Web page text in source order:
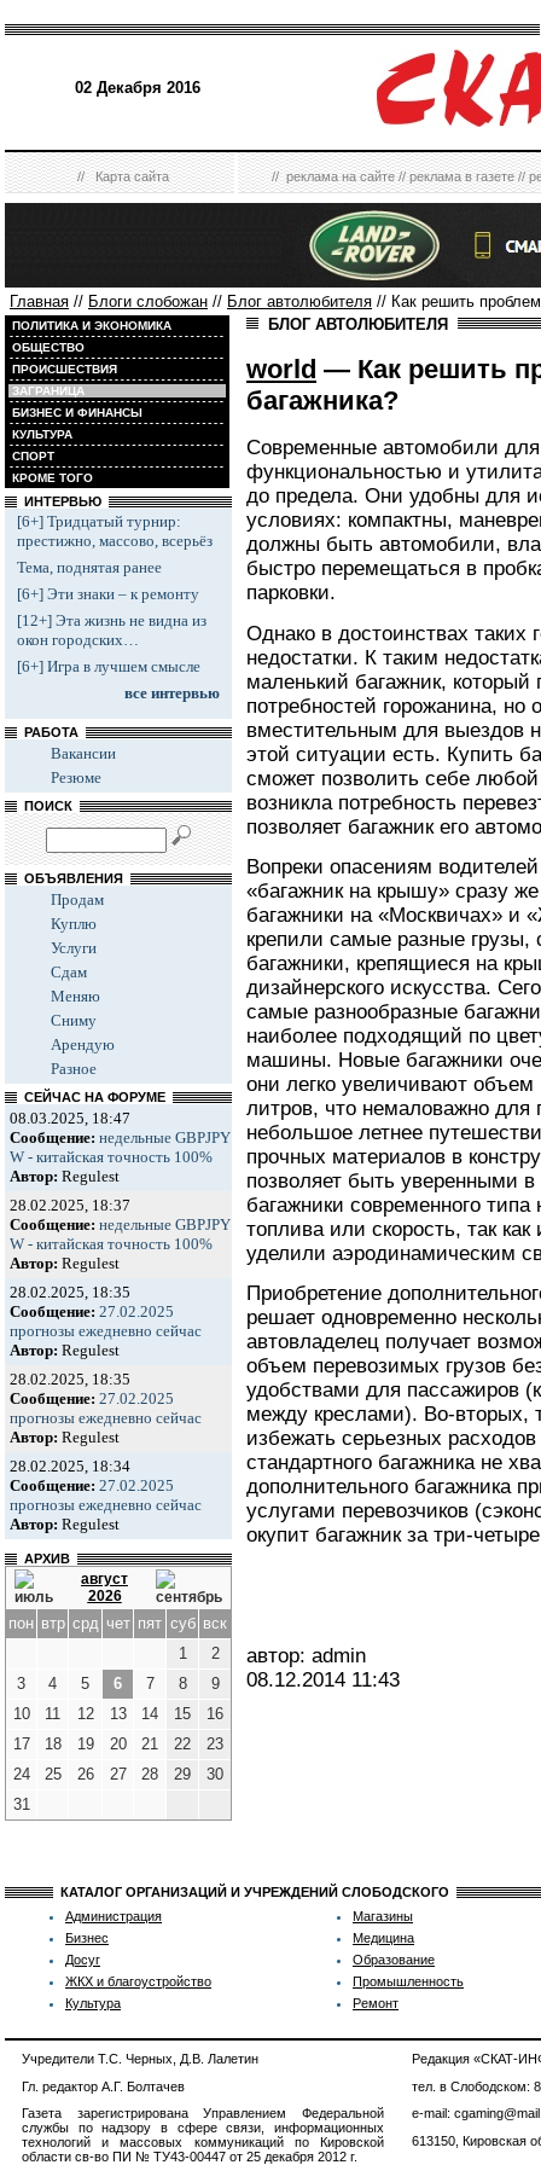
02 Декабря 2016
//Карта сайта //реклама на сайте//реклама в газете//
Главная // Блоги слобожан // Блог автолюбителя // Как решить
ПОЛИТИКА И ЭКОНОМИКА
ОБЩЕСТВО
ПРОИСШЕСТВИЯ
ЗАГРАНИЦА
БИЗНЕС И ФИНАНСЫ
КУЛЬТУРА
СПОРТ
КРОМЕ ТОГО
ИНТЕРВЬЮ
[6+] Тридцатый турнир:
престижно, массово, всерьёз
Тема, поднятая ранее
[6+] Эти знаки – к ремонту
[12+] Эта жизнь не видна из
окон городских…
[6+] Игра в лучшем смысле
все интервью
РАБОТА
Вакансии
Резюме
ПОИСК
ОБЪЯВЛЕНИЯ
Продам
Куплю
Услуги
Сдам
Меняю
Сниму
Арендую
Разное
СЕЙЧАС НА ФОРУМЕ
08.03.2025, 18:47
Сообщение: недельные GBPJPY
W - китайская точность 100%
Автор: Regulest
28.02.2025, 18:37
Сообщение: недельные GBPJPY
W - китайская точность 100%
Автор: Regulest
28.02.2025, 18:35
Сообщение: 27.02.2025
прогнозы ежедневно сейчас
Автор: Regulest
28.02.2025, 18:35
Сообщение: 27.02.2025
прогнозы ежедневно сейчас
Автор: Regulest
28.02.2025, 18:34
Сообщение: 27.02.2025
прогнозы ежедневно сейчас
Автор: Regulest
АРХИВ
август
2026
пон втр срд чет пят суб вск
1
2
3
4 5 6 7 8
9
10
11 12 13 14 15
16
17
18 19 20 21 22
23
24
25 26 27 28 29
30
31
БЛОГ АВТОЛЮБИТЕЛЯ
world — Как решить
багажника?
Современные автомобили
функциональностью и
до предела. Они удобны для
условиях: компактны,
должны быть автомобили,
быстро перемещаться в
парковки.
Однако в достоинствах таких
недостатки. К таким
маленький багажник,
потребностей горожанина, но
вместительным для выездов
этой ситуации есть. Купить
сможет позволить себе любой
возникла потребность
позволяет багажник его
Вопреки опасениям
«багажник на крышу» сразу
багажники на «Москвичах» и
крепили самые разные
багажники, крепящиеся на
дизайнерского искусства.
самые разнообразные
наиболее подходящий по
машины. Новые багажники
они легко увеличивают
литров, что немаловажно для
небольшое летнее
прочных материалов в
позволяет быть уверенными
багажники современного
топлива или скорость, так
уделили аэродинамическим
Приобретение
решает одновременно
автовладелец получает
объем перевозимых грузов
удобствами для пассажиров
между креслами). Во-вторых,
избежать серьезных
стандартного багажника не
дополнительного багажника
услугами перевозчиков
окупит багажник за три-
автор: admin
08.12.2014 11:43
КАТАЛОГ ОРГАНИЗАЦИЙ И УЧРЕЖДЕНИЙ СЛОБОДСКОГО
Администрация
Бизнес
Досуг
ЖКХ и благоустройство
Культура
Магазины
Медицина
Образование
Промышленность
Ремонт
Учредители Т.С. Черных, Д.В. Лалетин
Гл. редактор А.Г. Болтачев
Газета зарегистрирована Управлением Федеральной
службы по надзору в сфере связи, информационных
технологий и массовых коммуникаций по Кировской
области св-во ПИ № ТУ43-00447 от 25 декабря 2012 г.
Редакция «СКАТ-
тел. в Слободском:
e-mail:
613150, Кировская